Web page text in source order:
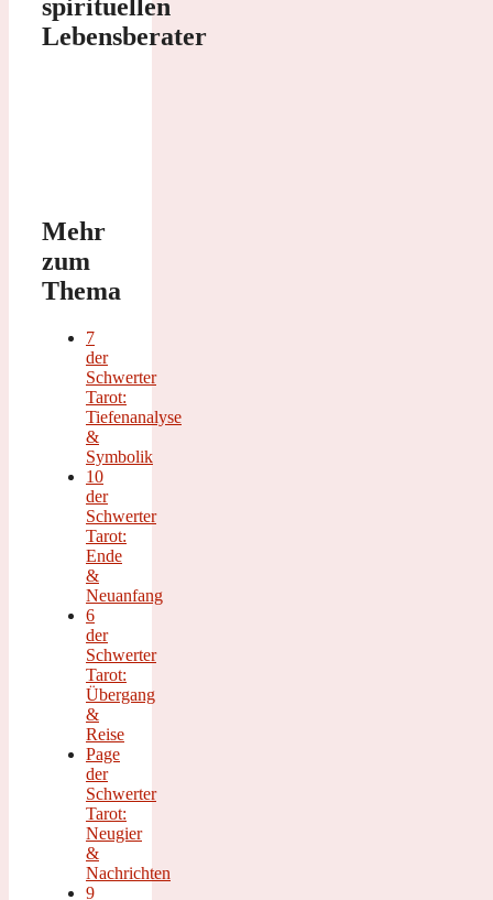
spirituellen
Lebensberater
Mehr
zum
Thema
7
der
Schwerter
Tarot:
Tiefenanalyse
&
Symbolik
10
der
Schwerter
Tarot:
Ende
&
Neuanfang
6
der
Schwerter
Tarot:
Übergang
&
Reise
Page
der
Schwerter
Tarot:
Neugier
&
Nachrichten
9